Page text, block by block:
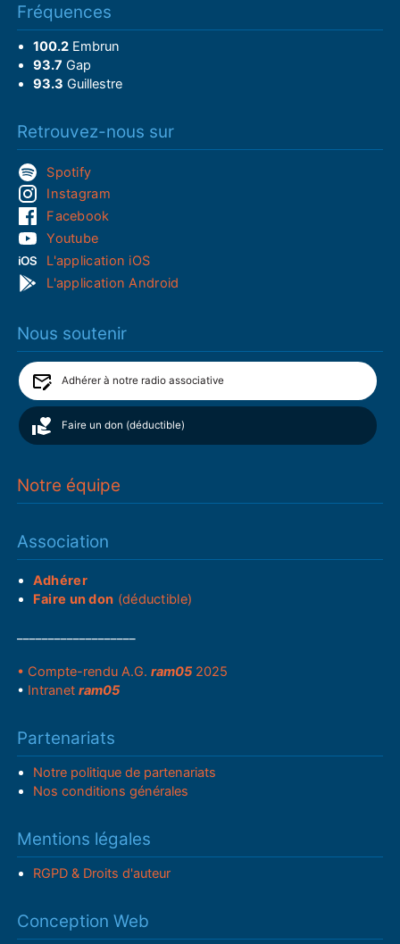
Fréquences
100.2Embrun
93.7 Gap
93.3 Guillestre
Retrouvez-nous sur
Spotify
Instagram
Facebook
Youtube
L'application iOS
L'application Android
Nous soutenir
Adhérer à notre radio associative
Faire un don (déductible)
Notre équipe
Association
Adhérer
Faire un don (déductible)
• Compte-rendu A.G.ram05 2025
• Intranetram05
Partenariats
Notre politique de partenariats
Nos conditions générales
Mentions légales
RGPD & Droits d'auteur
Conception Web